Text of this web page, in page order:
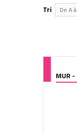
Tri De A
MUR -